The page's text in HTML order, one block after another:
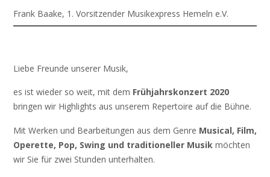
Frank Baake, 1. Vorsitzender Musikexpress Hemeln e.V.
Liebe Freunde unserer Musik,
es ist wieder so weit, mit dem Frühjahrskonzert 2020
bringen wir Highlights aus unserem Repertoire auf die Bühne.
Mit Werken und Bearbeitungen aus dem Genre Musical, Film,
Operette, Pop, Swing und traditioneller Musik möchten
wir Sie für zwei Stunden unterhalten.